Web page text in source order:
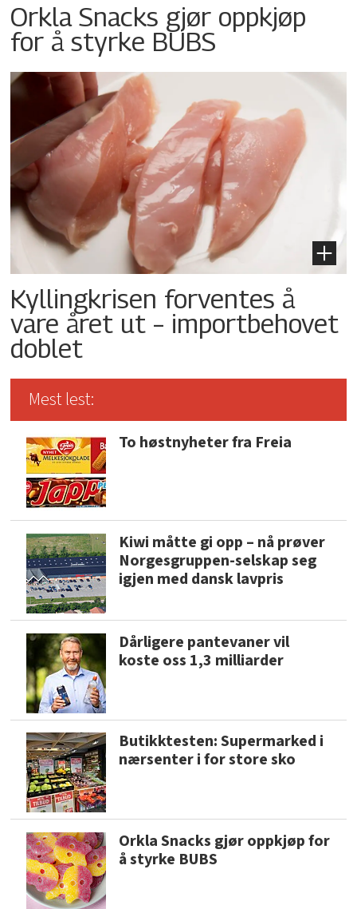
Orkla Snacks gjør oppkjøp
for å styrke BUBS
Kyllingkrisen forventes å
vare året ut – importbehovet
doblet
Mest lest:
To høstnyheter fra Freia
Kiwi måtte gi opp – nå prøver
Norgesgruppen-selskap seg
igjen med dansk lavpris
Dårligere pantevaner vil
koste oss 1,3 milliarder
Butikktesten: Supermarked i
nærsenter i for store sko
Orkla Snacks gjør oppkjøp for
å styrke BUBS